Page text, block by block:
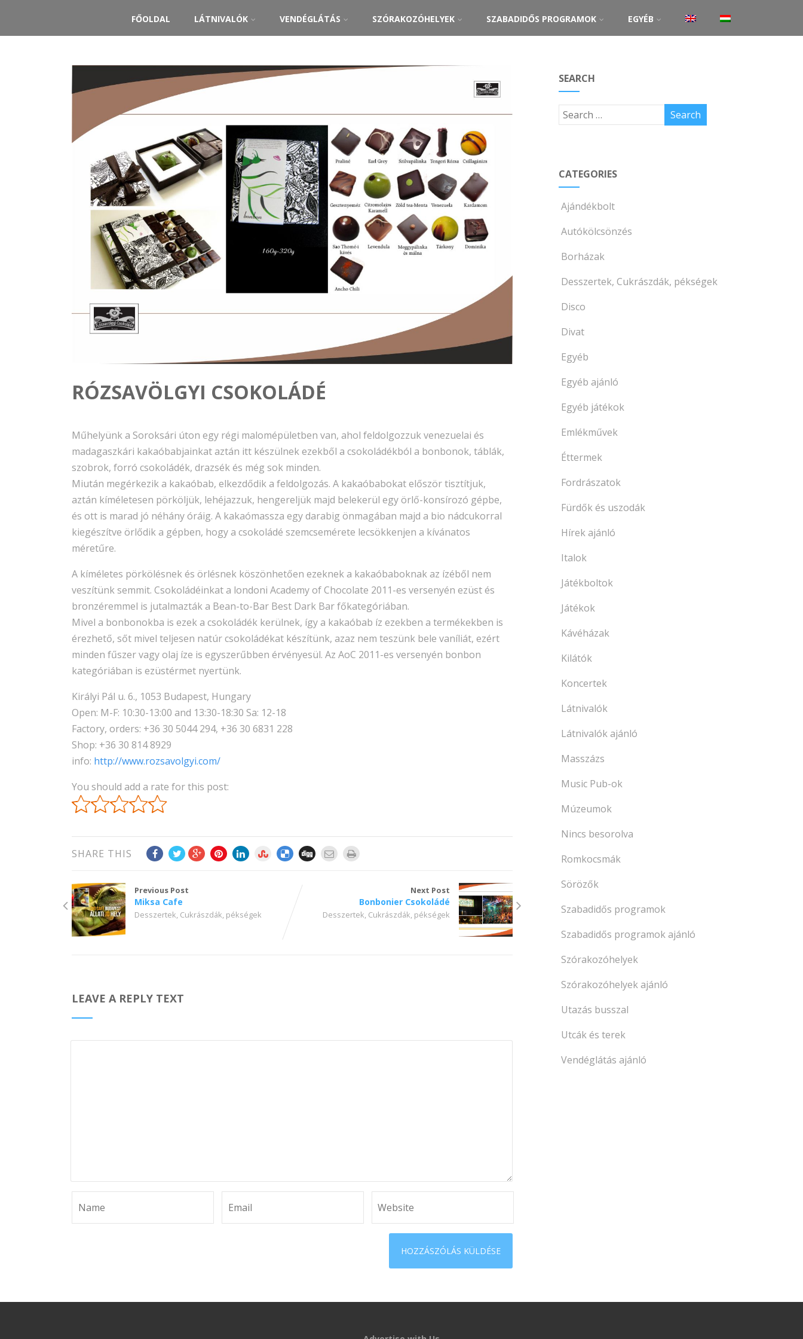
FŐOLDAL LÁTNIVALÓK VENDÉGLÁTÁS SZÓRAKOZÓHELYEK SZABADIDŐS PROGRAMOK EGYÉB
RÓZSAVÖLGYI CSOKOLÁDÉ
Műhelyünk a Soroksári úton egy régi malomépületben van, ahol feldolgozzuk venezuelai és
madagaszkári kakaóbabjainkat aztán itt készülnek ezekből a csokoládékból a bonbonok, táblák,
szobrok, forró csokoládék, drazsék és még sok minden.
Miután megérkezik a kakaóbab, elkezdődik a feldolgozás. A kakaóbabokat először tisztítjuk,
aztán kíméletesen pörköljük, lehéjazzuk, hengereljük majd belekerül egy örlő-konsírozó gépbe,
és ott is marad jó néhány óráig. A kakaómassza egy darabig önmagában majd a bio nádcukorral
kiegészítve örlődik a gépben, hogy a csokoládé szemcsemérete lecsökkenjen a kívánatos
méretűre.
A kíméletes pörkölésnek és örlésnek köszönhetően ezeknek a kakaóbaboknak az ízéből nem
veszítünk semmit. Csokoládéinkat a londoni Academy of Chocolate 2011-es versenyén ezüst és
bronzéremmel is jutalmazták a Bean-to-Bar Best Dark Bar főkategóriában.
Mivel a bonbonokba is ezek a csokoládék kerülnek, így a kakaóbab íz ezekben a termékekben is
érezhető, sőt mivel teljesen natúr csokoládékat készítünk, azaz nem teszünk bele vaníliát, ezért
minden fűszer vagy olaj íze is egyszerűbben érvényesül. Az AoC 2011-es versenyén bonbon
kategóriában is ezüstérmet nyertünk.
Királyi Pál u. 6., 1053 Budapest, Hungary
Open: M-F: 10:30-13:00 and 13:30-18:30 Sa: 12-18
Factory, orders: +36 30 5044 294, +36 30 6831 228
Shop: +36 30 814 8929
info: http://www.rozsavolgyi.com/
You should add a rate for this post:
SHARE THIS
Previous Post
Miksa Cafe
Desszertek, Cukrászdák, pékségek
Next Post
Bonbonier Csokoládé
Desszertek, Cukrászdák, pékségek
LEAVE A REPLY TEXT
SEARCH
CATEGORIES
Ajándékbolt
Autókölcsönzés
Borházak
Desszertek, Cukrászdák, pékségek
Disco
Divat
Egyéb
Egyéb ajánló
Egyéb játékok
Emlékművek
Éttermek
Fordrászatok
Fürdők és uszodák
Hírek ajánló
Italok
Játékboltok
Játékok
Kávéházak
Kilátók
Koncertek
Látnivalók
Látnivalók ajánló
Masszázs
Music Pub-ok
Múzeumok
Nincs besorolva
Romkocsmák
Sörözők
Szabadidős programok
Szabadidős programok ajánló
Szórakozóhelyek
Szórakozóhelyek ajánló
Utazás busszal
Utcák és terek
Vendéglátás ajánló